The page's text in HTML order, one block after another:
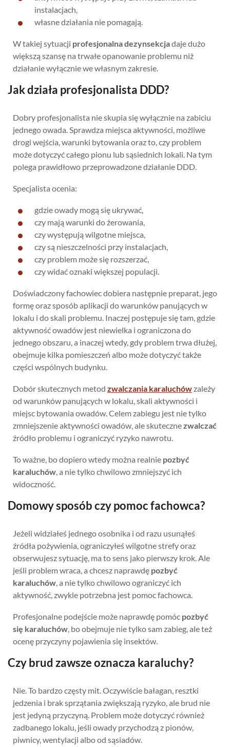
instalacjach,
własne działania nie pomagają.
W takiej sytuacji profesjonalna dezynsekcjadaje dużo
większą szansę na trwałe opanowanie problemu niż
działanie wyłącznie we własnym zakresie.
Jak działa profesjonalista DDD?
Dobry profesjonalista nie skupia się wyłącznie na zabiciu
jednego owada. Sprawdza miejsca aktywności, możliwe
drogi wejścia, warunki bytowania oraz to, czy problem
może dotyczyć całego pionu lub sąsiednich lokali. Na tym
polega prawidłowo przeprowadzone działanie DDD.
Specjalista ocenia:
gdzie owady mogą się ukrywać,
czy mają warunki do żerowania,
czy występują wilgotne miejsca,
czy są nieszczelności przy instalacjach,
czy problem może się rozszerzać,
czy widać oznaki większej populacji.
Doświadczony fachowiec dobiera następnie preparat, jego
formę oraz sposób aplikacji do warunków panujących w
lokalu i do skali problemu. Inaczej postępuje się tam, gdzie
aktywność owadów jest niewielka i ograniczona do
jednego obszaru, a inaczej wtedy, gdy problem trwa dłużej,
obejmuje kilka pomieszczeń albo może dotyczyć także
części wspólnych budynku.
Dobór skutecznych metod zwalczania karaluchówzależy
od warunków panujących w lokalu, skali aktywności i
miejsc bytowania owadów. Celem zabiegu jest nie tylko
zmniejszenie aktywności owadów, ale skutecznezwalczać
źródło problemu i ograniczyć ryzyko nawrotu.
To ważne, bo dopiero wtedy można realnie pozbyć
karaluchów, a nie tylko chwilowo zmniejszyć ich
widoczność.
Domowy sposób czy pomoc fachowca?
Jeżeli widziałeś jednego osobnika i od razu usunąłeś
źródła pożywienia, ograniczyłeś wilgotne strefy oraz
obserwujesz sytuację, ma to sens jako pierwszy krok. Ale
jeśli problem wraca, a chcesz naprawdę pozbyć
karaluchów, a nie tylko chwilowo ograniczyć ich
aktywność, zwykle potrzebna jest pomoc fachowca.
Profesjonalne podejście może naprawdę pomóc pozbyć
się karaluchów, bo obejmuje nie tylko sam zabieg, ale też
ocenę przyczyny pojawienia się insektów.
Czy brud zawsze oznacza karaluchy?
Nie. To bardzo częsty mit. Oczywiście bałagan, resztki
jedzenia i brak sprzątania zwiększają ryzyko, ale brud nie
jest jedyną przyczyną. Problem może dotyczyć również
zadbanego lokalu, jeśli owady przychodzą z pionów,
piwnicy, wentylacji albo od sąsiadów.